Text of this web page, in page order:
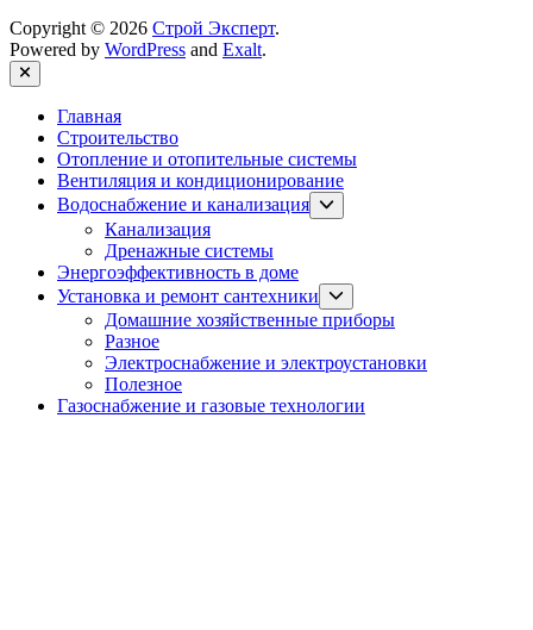
Copyright © 2026 Строй Эксперт.
Powered by WordPress and Exalt.
Close
Главная
Строительство
Отопление и отопительные системы
Вентиляция и кондиционирование
Водоснабжение и канализация
Show
sub
Канализация
Дренажные системы
Энергоэффективность в доме
Установка и ремонт сантехники
sub
menu
Домашние хозяйственные приборы
Разное
Электроснабжение и электроустановки
Полезное
Газоснабжение и газовые технологии